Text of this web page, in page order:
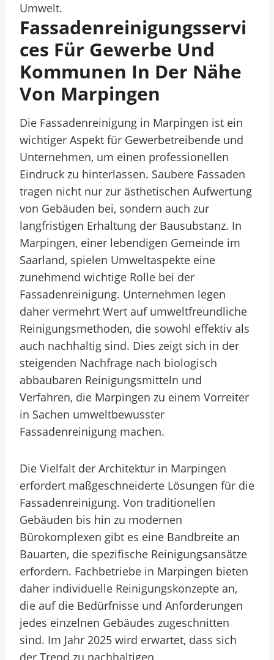
Umwelt.
Fassadenreinigungsservi
Ces Für Gewerbe Und
Kommunen In Der Nähe
Von Marpingen
Die Fassadenreinigung in Marpingen ist ein
wichtiger Aspekt für Gewerbetreibende und
Unternehmen, um einen professionellen
Eindruck zu hinterlassen. Saubere Fassaden
tragen nicht nur zur ästhetischen Aufwertung
von Gebäuden bei, sondern auch zur
langfristigen Erhaltung der Bausubstanz. In
Marpingen, einer lebendigen Gemeinde im
Saarland, spielen Umweltaspekte eine
zunehmend wichtige Rolle bei der
Fassadenreinigung. Unternehmen legen
daher vermehrt Wert auf umweltfreundliche
Reinigungsmethoden, die sowohl effektiv als
auch nachhaltig sind. Dies zeigt sich in der
steigenden Nachfrage nach biologisch
abbaubaren Reinigungsmitteln und
Verfahren, die Marpingen zu einem Vorreiter
in Sachen umweltbewusster
Fassadenreinigung machen.
Die Vielfalt der Architektur in Marpingen
erfordert maßgeschneiderte Lösungen für die
Fassadenreinigung. Von traditionellen
Gebäuden bis hin zu modernen
Bürokomplexen gibt es eine Bandbreite an
Bauarten, die spezifische Reinigungsansätze
erfordern. Fachbetriebe in Marpingen bieten
daher individuelle Reinigungskonzepte an,
die auf die Bedürfnisse und Anforderungen
jedes einzelnen Gebäudes zugeschnitten
sind. Im Jahr 2025 wird erwartet, dass sich
der Trend zu nachhaltigen